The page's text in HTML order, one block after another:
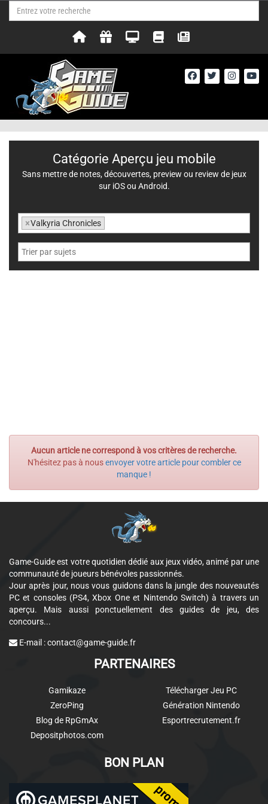
Aucun article ne correspond à vos critères de recherche.
N'hésitez pas à nousenvoyer votre article pour combler ce
manque !
Catégorie Aperçu jeu mobile
Sans mettre de notes, découvertes, preview ou review de jeux
sur iOS ou Android.
×Valkyria Chronicles
Game-Guide est votre quotidien dédié aux jeux vidéo, animé par une
communauté de joueurs bénévoles passionnés.
Jour après jour, nous vous guidons dans la jungle des nouveautés
PC et consoles (PS4, Xbox One et Nintendo Switch) à travers un
aperçu. Mais aussi ponctuellement des guides de jeu, des
concours...
E-mail :contact@game-guide.fr
PARTENAIRES
Gamikaze
ZeroPing
Blog de RpGmAx
Depositphotos.com
Télécharger Jeu PC
Génération Nintendo
Esportrecrutement.fr
BON PLAN